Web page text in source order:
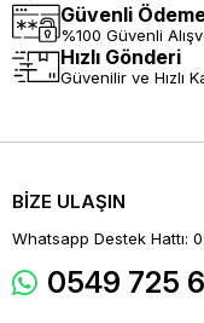
Güvenli
%100 Güvenli
Hızlı Gönderi
Güvenilir ve Hızlı
BİZE ULAŞIN
Whatsapp Destek Hattı:
0549 725